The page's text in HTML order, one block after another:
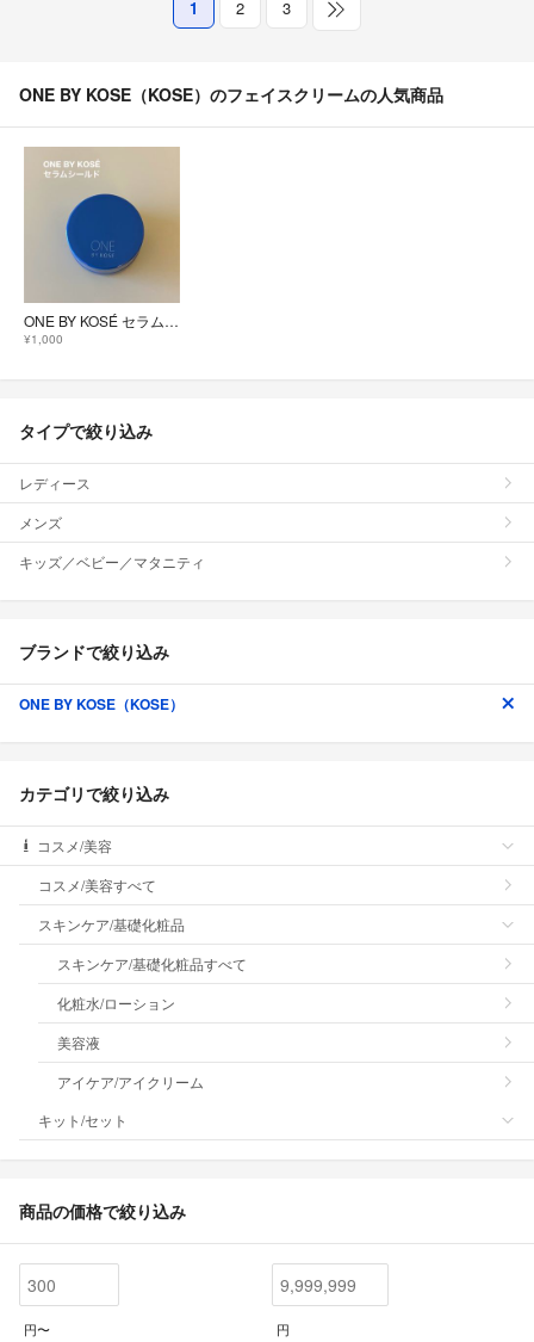
1 2 3
ONE BY KOSE（KOSE）のフェイスクリームの人気商品
ONE BY KOSÉ セラムシールド 薬用バーム状美容液 6g
¥1,000
タイプで絞り込み
レディース
メンズ
キッズ／ベビー／マタニティ
ブランドで絞り込み
ONE BY KOSE（KOSE）
カテゴリで絞り込み
コスメ/美容
コスメ/美容すべて
スキンケア/基礎化粧品
スキンケア/基礎化粧品すべて
化粧水/ローション
美容液
アイケア/アイクリーム
キット/セット
商品の価格で絞り込み
円〜 円